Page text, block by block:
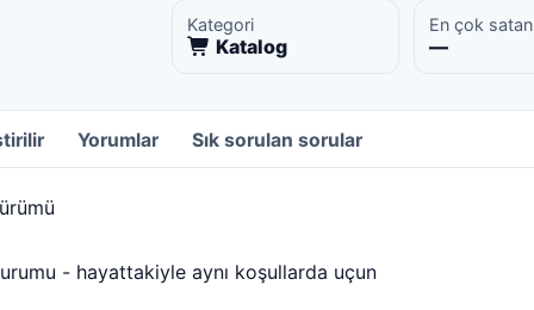
Kategori
Katalog
En çok satan
—
Yorumlar Sık sorulan sorular
- hayattakiyle aynı koşullarda uçun